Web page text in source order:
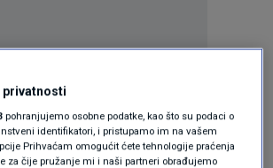
Oglas
privatnosti
pohranjujemo osobne podatke, kao što su podaci o
identifikatori, i pristupamo im na vašem
Prihvaćam omogućit ćete tehnologije praćenja
za čije pružanje mi i naši partneri obrađujemo